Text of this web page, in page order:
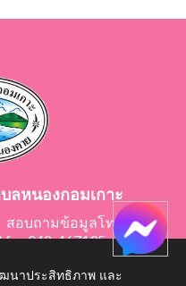
ลหนองกอมเกาะ
สอบถามข้อมูลโทร 042-
fax 042-467195
ฒนาประสิทธิภาพ และ